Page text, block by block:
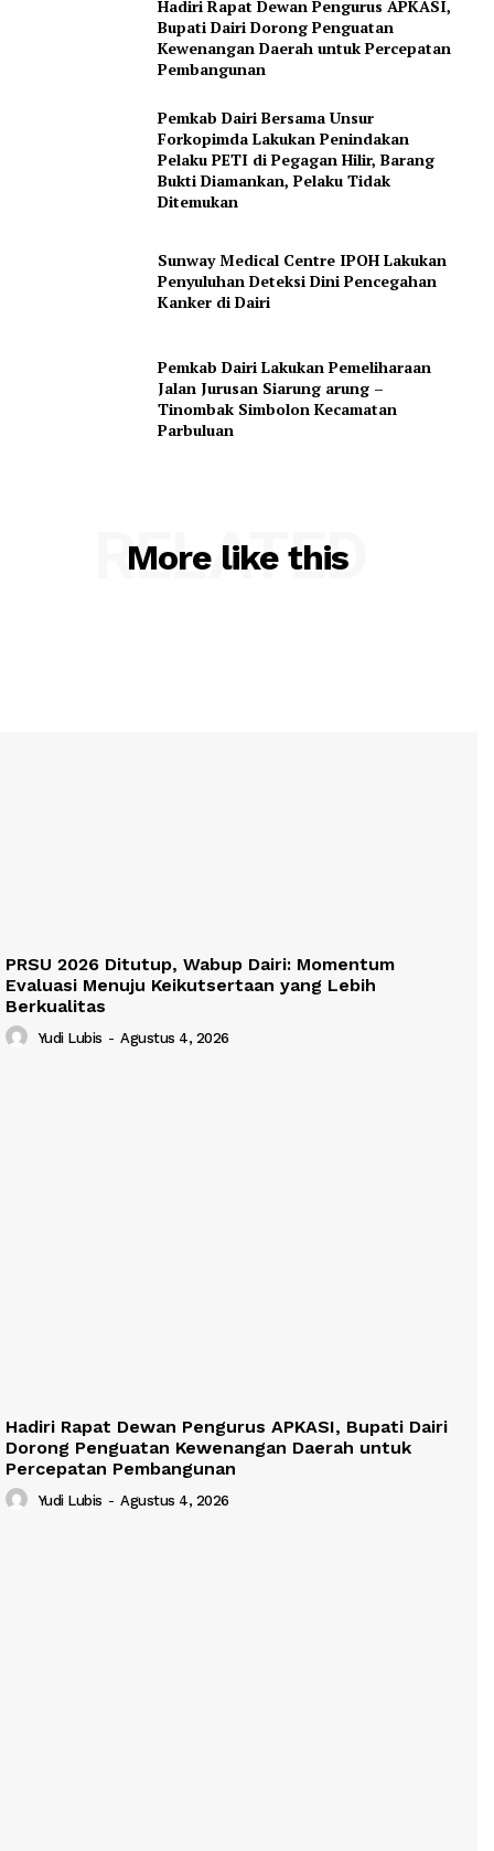
Magazine PRO
SUBSCRIBE NOW
Company
Subscription Plans
Hadiri Rapat Dewan Pengurus APKASI,
Bupati Dairi Dorong Penguatan
Kewenangan Daerah untuk Percepatan
Pembangunan
Pemkab Dairi Bersama Unsur
Forkopimda Lakukan Penindakan
Pelaku PETI di Pegagan Hilir, Barang
Bukti Diamankan, Pelaku Tidak
Ditemukan
Sunway Medical Centre IPOH Lakukan
Penyuluhan Deteksi Dini Pencegahan
Kanker di Dairi
Pemkab Dairi Lakukan Pemeliharaan
Jalan Jurusan Siarung arung –
Tinombak Simbolon Kecamatan
Parbuluan
More like this
RELATED
PRSU 2026 Ditutup, Wabup Dairi: Momentum
Evaluasi Menuju Keikutsertaan yang Lebih
Berkualitas
Yudi Lubis - Agustus 4, 2026
Hadiri Rapat Dewan Pengurus APKASI, Bupati Dairi
Dorong Penguatan Kewenangan Daerah untuk
Percepatan Pembangunan
Yudi Lubis - Agustus 4, 2026